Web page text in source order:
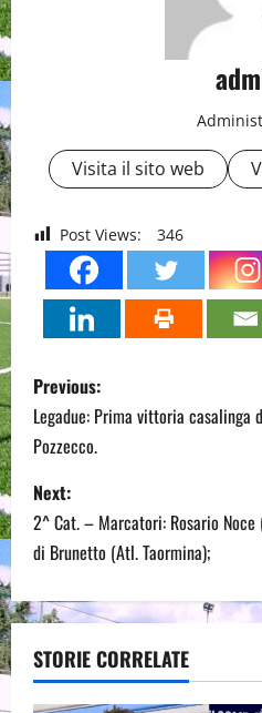
Visita il sito web
Post Views: 346
P
o
s
t
n
a
v
i
Previous:
Legadue: Prima vittoria casalinga
Pozzecco.
Next:
2^ Cat. – Marcatori: Rosario
di Brunetto (Atl. Taormina);
STORIE CORRELATE